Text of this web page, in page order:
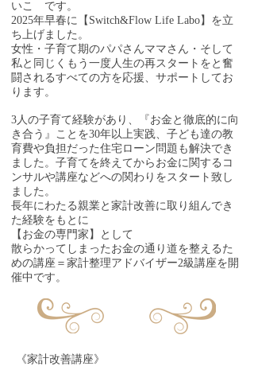
いこ です。
2025年早春に【Switch&Flow Life Labo】を立
ち上げました。
女性・子育て期のパパさんママさん・そして
私と同じくもう一度人生の再スタートをと奮
闘されるすべての方を応援、サポートしてお
ります。
3人の子育て経験があり、『お金と徹底的に向
き合う』ことを30年以上実践、子ども達の教
育費や負担だった住宅ローン問題も解決でき
ました。子育てを終えてからお金に関するコ
ンサルや講座などへの関わりをスタート致し
ました。
長年にわたる親業と家計改善に取り組んでき
た経験をもとに
【お金の専門家】として
散らかってしまったお金の通り道を整えるた
めの講座＝家計整理アドバイザー2級講座を開
催中です。
《家計改善講座》